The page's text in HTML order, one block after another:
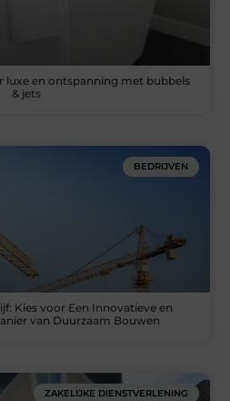
luxe en ontspanning met bubbels
& jets
BEDRIJVEN
Kies voor Een Innovatieve en
van Duurzaam Bouwen
ZAKELIJKE DIENSTVERLENING